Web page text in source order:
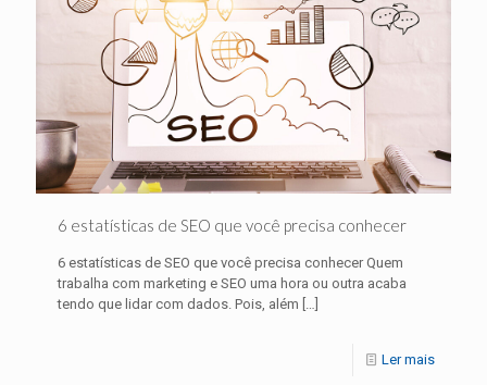
6 estatísticas de SEO que você precisa conhecer
6 estatísticas de SEO que você precisa conhecer Quem
trabalha com marketing e SEO uma hora ou outra acaba
tendo que lidar com dados. Pois, além […]
Ler mais